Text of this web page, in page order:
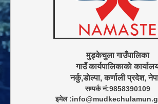
मुड्केचुला गाउँपालिका
गाउँ कार्यपालिकाकाे
सम्पर्क नं:9858390109
इमेल